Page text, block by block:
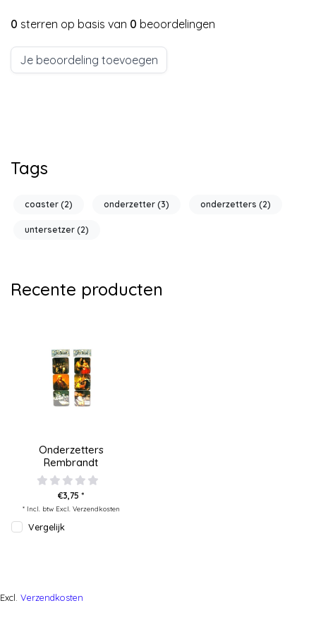
0 sterren op basis van 0 beoordelingen
Je beoordeling toevoegen
Tags
coaster (2) onderzetter (3) onderzetters (2)
untersetzer (2)
Recente producten
Onderzetters
Rembrandt
€3,75 *
* Incl. btw Excl. Verzendkosten
Vergelijk
Excl. Verzendkosten